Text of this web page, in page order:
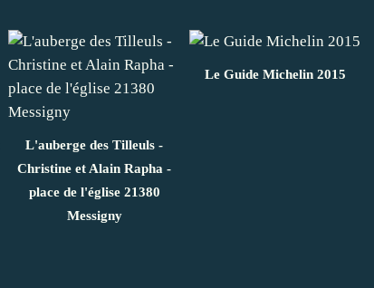
L'auberge des Tilleuls -
Christine et Alain Rapha -
place de l'église 21380
Messigny
Le Guide Michelin 2015